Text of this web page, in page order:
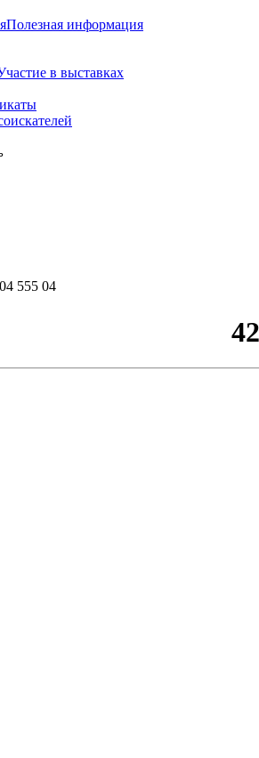
Полезная информация
в выставках
04 555 04